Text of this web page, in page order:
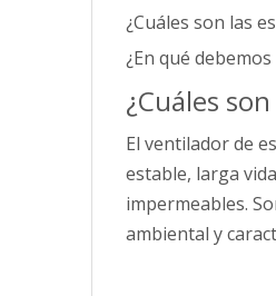
¿Cuáles son las
¿En qué
¿Cuáles
El ventilador de
estable, larga
impermeables.
ambiental y